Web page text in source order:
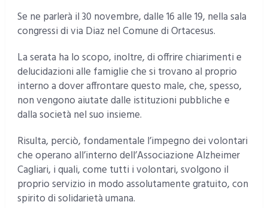
Se ne parlerà il 30 novembre, dalle 16 alle 19, nella sala
congressi di via Diaz nel Comune di Ortacesus.
La serata ha lo scopo, inoltre, di offrire chiarimenti e
delucidazioni alle famiglie che si trovano al proprio
interno a dover affrontare questo male, che, spesso,
non vengono aiutate dalle istituzioni pubbliche e
dalla società nel suo insieme.
Risulta, perciò, fondamentale l’impegno dei volontari
che operano all’interno dell’Associazione Alzheimer
Cagliari, i quali, come tutti i volontari, svolgono il
proprio servizio in modo assolutamente gratuito, con
spirito di solidarietà umana.